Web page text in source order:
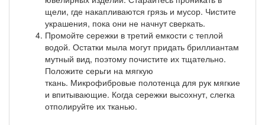
щели, где накапливаются грязь и мусор. Чистите
украшения, пока они не начнут сверкать.
Промойте сережки в третий емкости с теплой
водой. Остатки мыла могут придать бриллиантам
мутный вид, поэтому почистите их тщательно.
Положите серьги на мягкую
ткань. Микрофибровые полотенца для рук мягкие
и впитывающие. Когда сережки высохнут, слегка
отполируйте их тканью.